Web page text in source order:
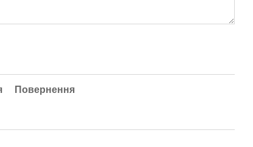
Повернення